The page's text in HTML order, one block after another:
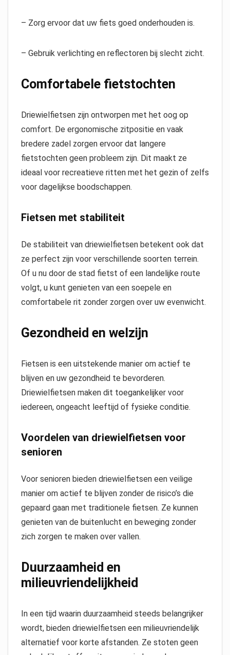
– Zorg ervoor dat uw fiets goed onderhouden is.
– Gebruik verlichting en reflectoren bij slecht zicht.
Comfortabele fietstochten
Driewielfietsen zijn ontworpen met het oog op
comfort. De ergonomische zitpositie en vaak
bredere zadel zorgen ervoor dat langere
fietstochten geen probleem zijn. Dit maakt ze
ideaal voor recreatieve ritten met het gezin of zelfs
voor dagelijkse boodschappen.
Fietsen met stabiliteit
De stabiliteit van driewielfietsen betekent ook dat
ze perfect zijn voor verschillende soorten terrein.
Of u nu door de stad fietst of een landelijke route
volgt, u kunt genieten van een soepele en
comfortabele rit zonder zorgen over uw evenwicht.
Gezondheid en welzijn
Fietsen is een uitstekende manier om actief te
blijven en uw gezondheid te bevorderen.
Driewielfietsen maken dit toegankelijker voor
iedereen, ongeacht leeftijd of fysieke conditie.
Voordelen van driewielfietsen voor
senioren
Voor senioren bieden driewielfietsen een veilige
manier om actief te blijven zonder de risico’s die
gepaard gaan met traditionele fietsen. Ze kunnen
genieten van de buitenlucht en beweging zonder
zich zorgen te maken over vallen.
Duurzaamheid en
milieuvriendelijkheid
In een tijd waarin duurzaamheid steeds belangrijker
wordt, bieden driewielfietsen een milieuvriendelijk
alternatief voor korte afstanden. Ze stoten geen